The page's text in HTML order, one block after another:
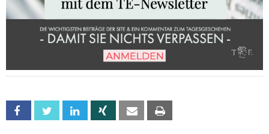
Facebook Twitter Linkedin Xing Email